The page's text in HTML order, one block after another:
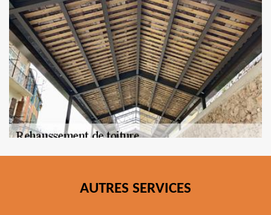
AUTRES SERVICES